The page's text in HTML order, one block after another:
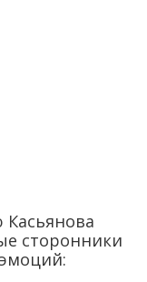
сторонники